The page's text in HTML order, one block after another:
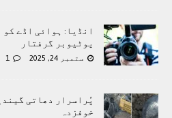
انڈیا: ہوائی اڈے کو
یوٹیوبر گرفتار
ستمبر 24, 2025 1
پُراسرار دھاتی
خوفزدہ